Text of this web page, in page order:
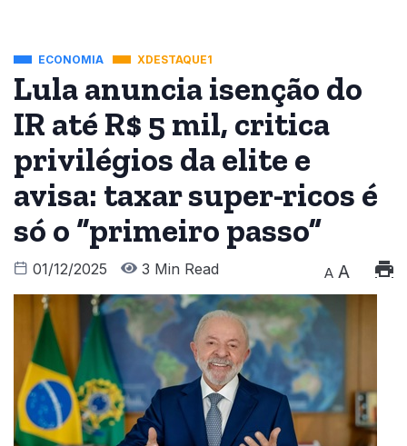
ECONOMIA XDESTAQUE1
Lula anuncia isenção do
IR até R$ 5 mil, critica
privilégios da elite e
avisa: taxar super-ricos é
só o “primeiro passo”
01/12/2025 3 Min Read A A